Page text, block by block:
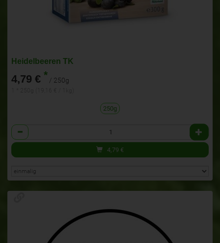
Heidelbeeren TK
4,79 € * / 250g
250g
Anzahl
4,79 €